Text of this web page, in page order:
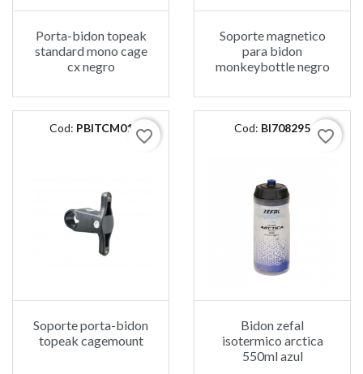
Porta-bidon topeak
standard mono cage
cx negro
Soporte magnetico
para bidon
monkeybottle negro
Cod: PBITCM01 favorite_border
Soporte porta-bidon
topeak cagemount
Cod: BI708295 favorite_border
Bidon zefal
isotermico arctica
550ml azul